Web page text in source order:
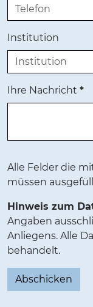
Institution
Ihre Nachricht *
Alle Felder die
müssen
Hinweis zum
Angaben
Anliegens. Alle
behandelt.
Abschicken